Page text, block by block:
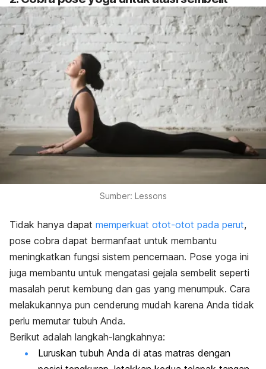
Sumber: Lessons
Tidak hanya dapat memperkuat otot-otot pada perut,
pose cobra dapat bermanfaat untuk membantu
meningkatkan fungsi sistem pencernaan. Pose yoga ini
juga membantu untuk mengatasi gejala sembelit seperti
masalah perut kembung dan gas yang menumpuk. Cara
melakukannya pun cenderung mudah karena Anda tidak
perlu memutar tubuh Anda.
Berikut adalah langkah-langkahnya:
Luruskan tubuh Anda di atas matras dengan